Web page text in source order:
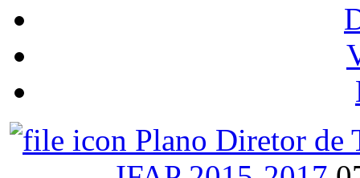
Plano Diretor de